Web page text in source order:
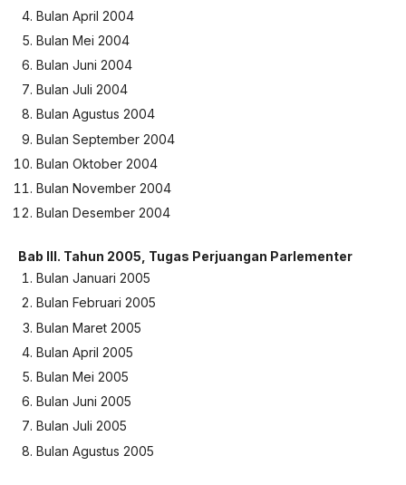
Bulan April 2004
Bulan Mei 2004
Bulan Juni 2004
Bulan Juli 2004
Bulan Agustus 2004
Bulan September 2004
Bulan Oktober 2004
Bulan November 2004
Bulan Desember 2004
Bab III. Tahun 2005, Tugas Perjuangan Parlementer
Bulan Januari 2005
Bulan Februari 2005
Bulan Maret 2005
Bulan April 2005
Bulan Mei 2005
Bulan Juni 2005
Bulan Juli 2005
Bulan Agustus 2005